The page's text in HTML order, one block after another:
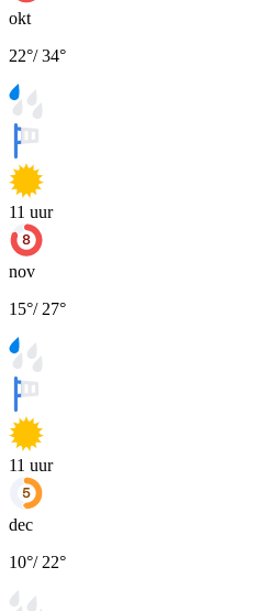
okt
22°/34°
11 uur
nov
15°/ 27°
11 uur
dec
10°/ 22°